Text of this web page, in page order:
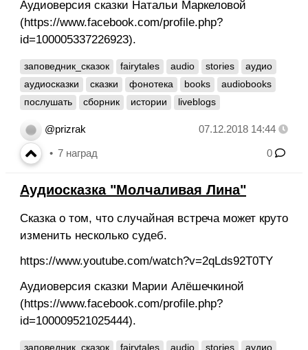
Аудиоверсия сказки Натальи Маркеловой
(https://www.facebook.com/profile.php?
id=100005337226923).
заповедник_сказок fairytales audio stories
аудио
аудиосказки
сказки фонотека books
audiobooks
послушать
сборник истории liveblogs
@prizrak 07.12.2018 14:44
7 наград 0
Аудиосказка "Молчаливая Лина"
Сказка о том, что случайная встреча может круто
изменить несколько судеб.
https://www.youtube.com/watch?v=2qLds92T0TY
Аудиоверсия сказки Марии Алёшечкиной
(https://www.facebook.com/profile.php?
id=100009521025444).
заповедник_сказок fairytales audio stories аудио